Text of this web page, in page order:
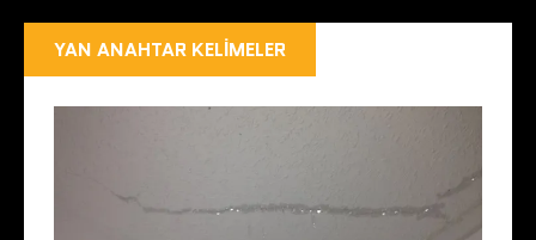
YAN ANAHTAR KELIMELER